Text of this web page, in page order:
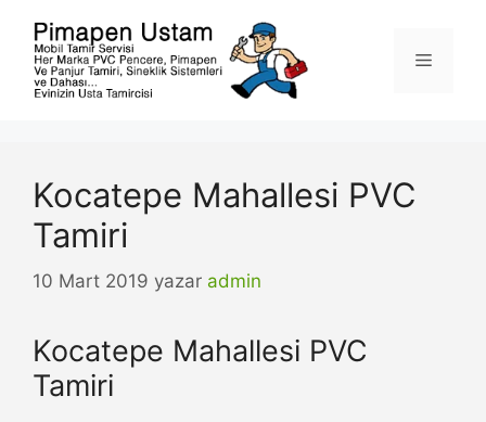
Menü
Kocatepe Mahallesi PVC
Tamiri
10 Mart 2019 yazar admin
Kocatepe Mahallesi PVC
Tamiri